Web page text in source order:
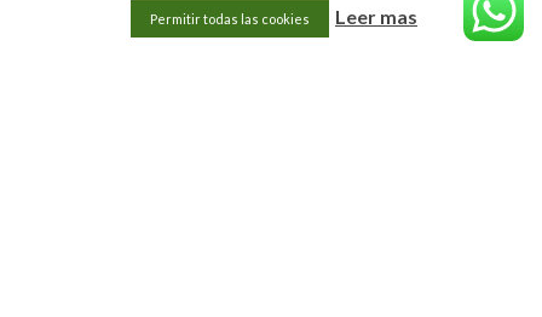
INFORMACIÓN LEGALPermitir todas las cookies Leer mas